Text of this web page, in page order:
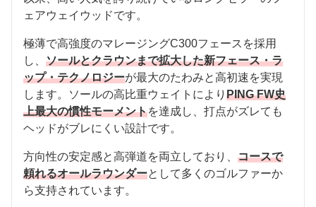
ェアウェイウッドです。
極薄で高強度のマレージングC300フェースを採用
し、 ソールとクラウンまで拡大した新フェース・ラ
ップ・テクノロジーが最大のたわみと高初速を実現
します。ソールの高比重ウェイトにより PING FW史
上最大の慣性モーメントを達成し、打点がズレても
ヘッドがブレにくい設計です。
方向性の安定感と高弾道を両立しており、 コースで
頼れるオールラウンダーとして多くのゴルファーか
ら支持されています。